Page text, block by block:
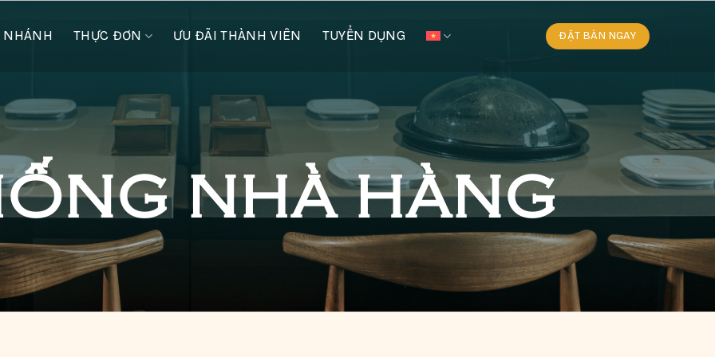
NHÁNH THỰC ĐƠN ƯU ĐÃI THÀNH VIÊN TUYỂN DỤNG ĐẶT BÀN NGAY
NHÀ HÀNG